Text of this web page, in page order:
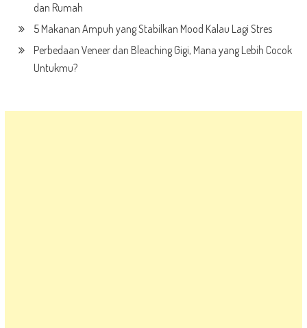
dan Rumah
5 Makanan Ampuh yang Stabilkan Mood Kalau Lagi Stres
Perbedaan Veneer dan Bleaching Gigi, Mana yang Lebih Cocok
Untukmu?